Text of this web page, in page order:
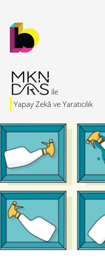
Yapay Zekâ ve Yaratıcılık